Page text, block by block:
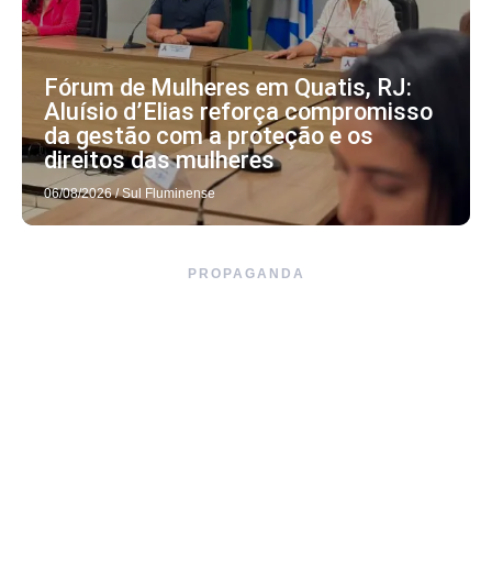
Fórum de Mulheres em Quatis, RJ:
Aluísio d’Elias reforça compromisso
da gestão com a proteção e os
direitos das mulheres
06/08/2026 / Sul Fluminense
PROPAGANDA